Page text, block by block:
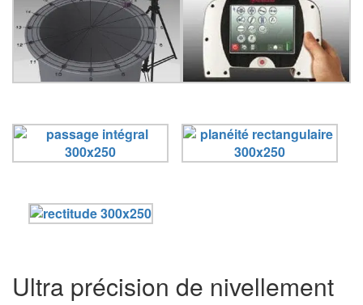
Ultra précision de nivellement